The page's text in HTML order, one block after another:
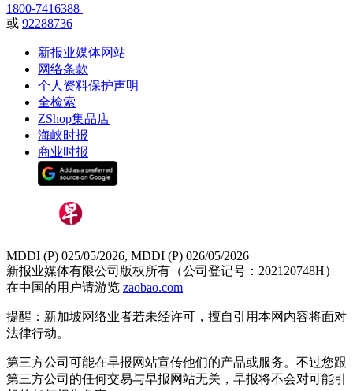
1800-7416388
或 92288736
新报业媒体网站
网络条款
个人资料保护声明
全检索
ZShop集品店
海峡时报
商业时报
MDDI (P) 025/05/2026, MDDI (P) 026/05/2026
新报业媒体有限公司版权所有（公司登记号：202120748H）
在中国的用户请游览 zaobao.com
提醒：新加坡网络业者若未经许可，擅自引用本网内容将面对
法律行动。
第三方公司可能在早报网站宣传他们的产品或服务。不过您跟
第三方公司的任何交易与早报网站无关，早报将不会对可能引